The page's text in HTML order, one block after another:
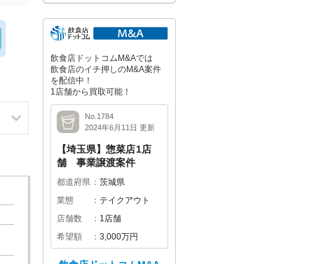
飲食店ドットコムM&Aでは
飲食店のイチ押しのM&A案件
を配信中！
1店舗から買取可能！
No.1784
2024年6月11日 更新
【埼玉県】惣菜店1店
舗 事業譲渡案件
都道府県
茨城県
業態
テイクアウト
店舗数
1店舗
希望額
3,000万円